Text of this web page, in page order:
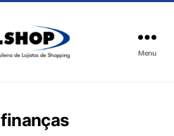
Menu
finanças